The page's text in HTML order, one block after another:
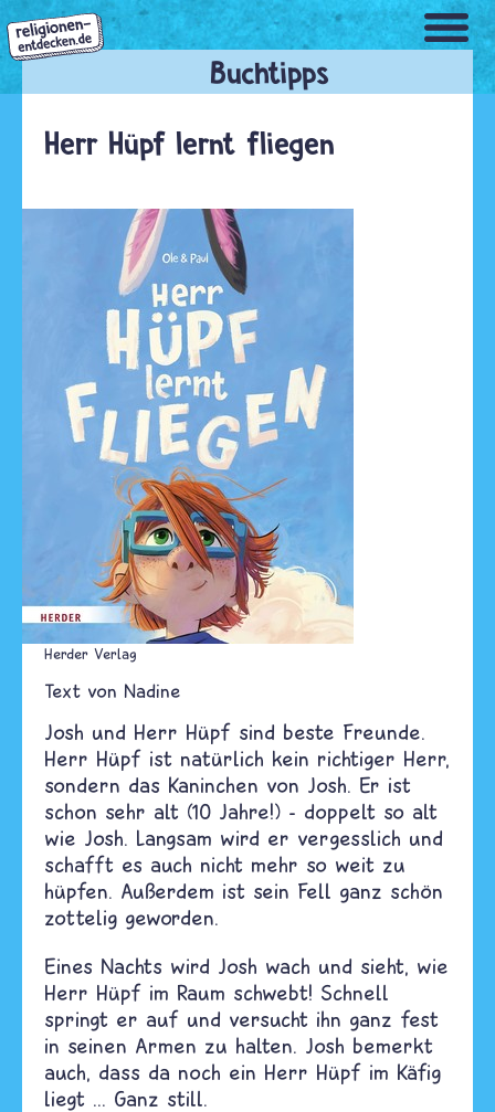
Direkt
zum
Inhalt
Herr Hüpf lernt fliegen
Herder Verlag
Text von Nadine
Josh und Herr Hüpf sind beste Freunde.
Herr Hüpf ist natürlich kein richtiger Herr,
sondern das Kaninchen von Josh. Er ist
schon sehr alt (10 Jahre!) - doppelt so alt
wie Josh. Langsam wird er vergesslich und
schafft es auch nicht mehr so weit zu
hüpfen. Außerdem ist sein Fell ganz schön
zottelig geworden.
Eines Nachts wird Josh wach und sieht, wie
Herr Hüpf im Raum schwebt! Schnell
springt er auf und versucht ihn ganz fest
in seinen Armen zu halten. Josh bemerkt
auch, dass da noch ein Herr Hüpf im Käfig
liegt ... Ganz still.